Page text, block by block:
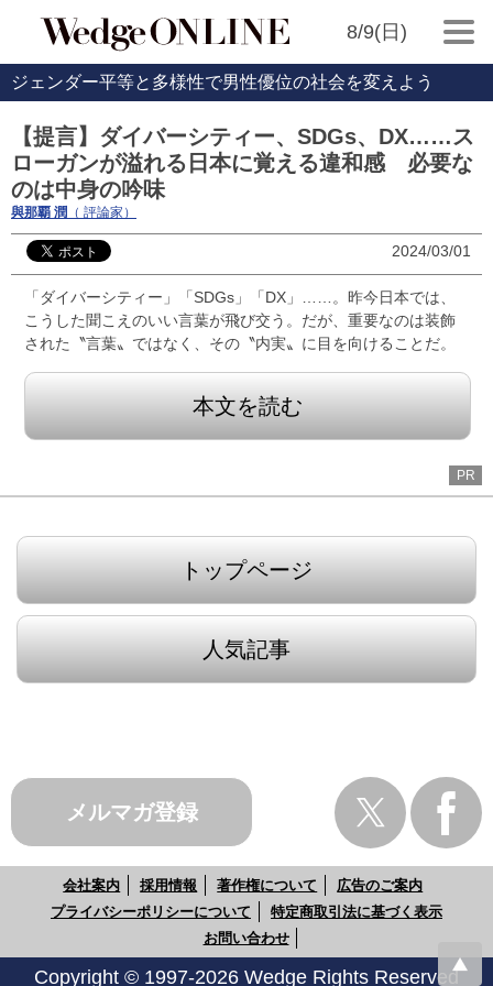
8/9(日)
ジェンダー平等と多様性で男性優位の社会を変えよう
【提言】ダイバーシティー、SDGs、DX……ス
ローガンが溢れる日本に覚える違和感 必要な
のは中身の吟味
與那覇 潤 （ 評論家）
2024/03/01
「ダイバーシティー」「SDGs」「DX」……。昨今日本では、
こうした聞こえのいい言葉が飛び交う。だが、重要なのは装飾
された〝言葉〟ではなく、その〝内実〟に目を向けることだ。
本文を読む
PR
トップページ
人気記事
メルマガ登録
会社案内 採用情報 著作権について
広告のご案内
プライバシーポリシーについて
特定商取引法に基づく表示
お問い合わせ
Copyright © 1997-2026 Wedge Rights Reserved